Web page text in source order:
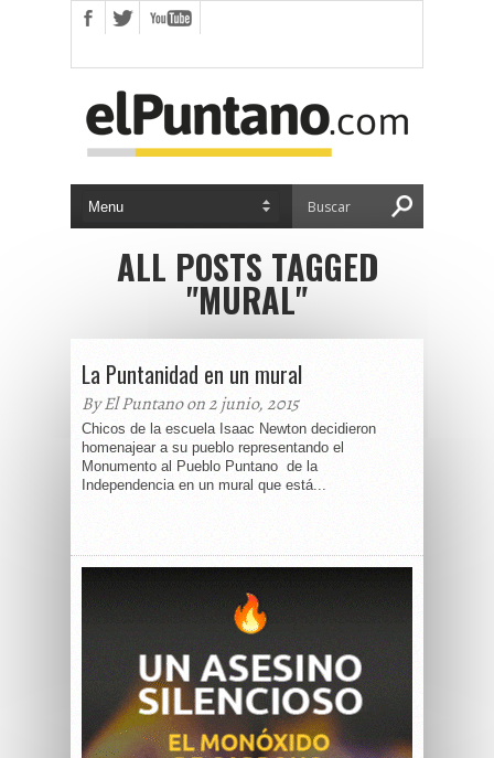
ALL POSTS TAGGED
"MURAL"
La Puntanidad en un mural
By El Puntano on 2 junio, 2015
Chicos de la escuela Isaac Newton decidieron
homenajear a su pueblo representando el
Monumento al Pueblo Puntano de la
Independencia en un mural que está...